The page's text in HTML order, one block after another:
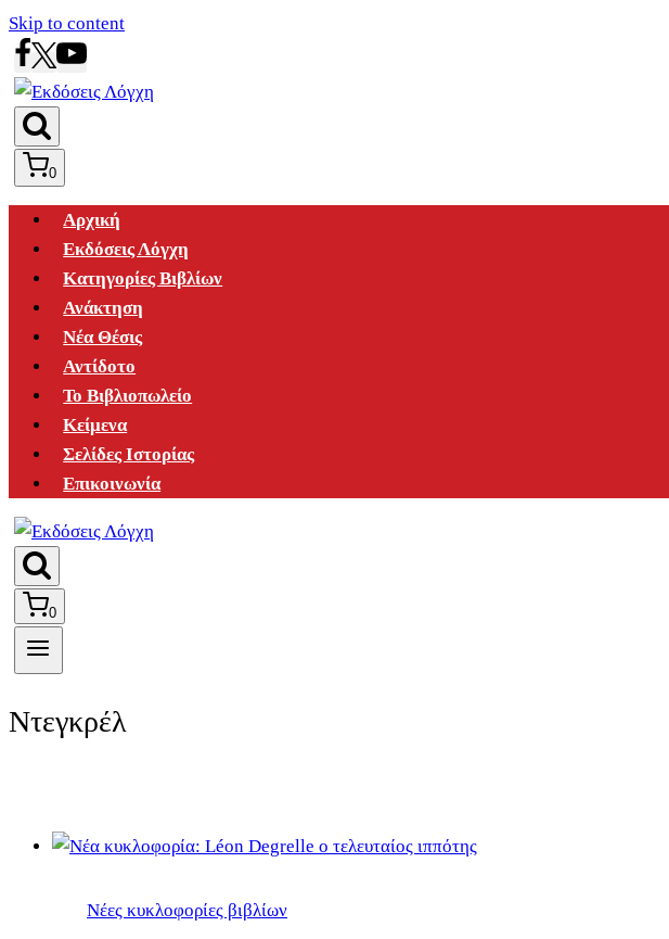
Skip to content
0
Αρχική
Εκδόσεις Λόγχη
Κατηγορίες Βιβλίων
Ανάκτηση
Νέα Θέσις
Αντίδοτο
Το Βιβλιοπωλείο
Κείμενα
Σελίδες Ιστορίας
Επικοινωνία
0
Ντεγκρέλ
Νέες κυκλοφορίες βιβλίων